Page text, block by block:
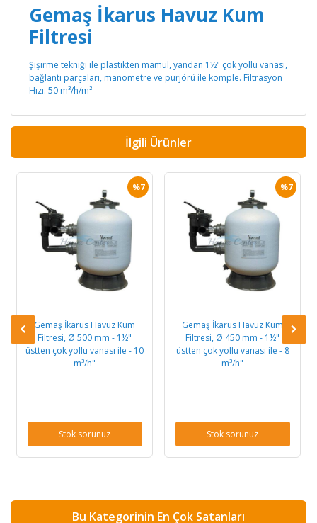
Gemaş İkarus Havuz Kum
Filtresi
Şişirme tekniği ile plastikten mamul, yandan 1½" çok yollu vanası,
bağlantı parçaları, manometre ve purjörü ile komple. Filtrasyon
Hızı: 50 m³/h/m²
İlgili Ürünler
%7
Gemaş İkarus Havuz Kum
Filtresi, Ø 500 mm - 1½"
üstten çok yollu vanası ile - 10
m³/h"
Stok sorunuz
%7
Gemaş İkarus Havuz Kum
Filtresi, Ø 450 mm - 1½"
üstten çok yollu vanası ile - 8
m³/h"
Stok sorunuz
Bu Kategorinin En Çok Satanları